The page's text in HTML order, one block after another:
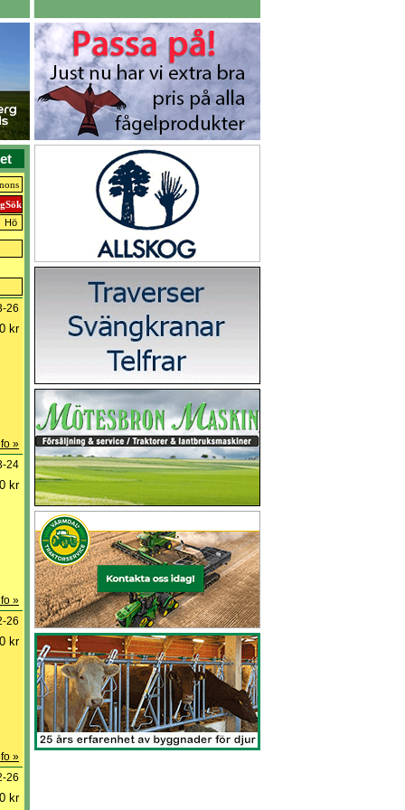
Hö
26
kr
»
24
kr
»
26
kr
»
26
kr